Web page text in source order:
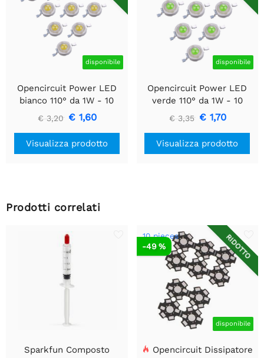
disponibile
Opencircuit Power LED
bianco 110° da 1W - 10
pezzi
€ 3,20 € 1,60
Visualizza prodotto
disponibile
Opencircuit Power LED
verde 110° da 1W - 10
pezzi
€ 3,35 € 1,70
Visualizza prodotto
Prodotti correlati
Sparkfun Composto
RIDOTTO
10 pieces
disponibile
-49 %
Opencircuit Dissipatore